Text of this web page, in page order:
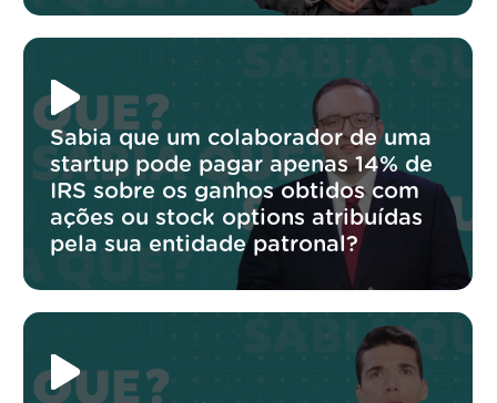
Sabia que um colaborador de uma
startup pode pagar apenas 14% de
IRS sobre os ganhos obtidos com
ações ou stock options atribuídas
pela sua entidade patronal?